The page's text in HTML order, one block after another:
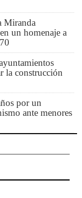
Miranda
un homenaje a
la construcción
por un
ante menores